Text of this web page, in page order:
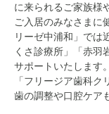
に来られるご家族様
ご入居のみなさまに
リーゼ中浦和」では
くさ診療所」「赤羽
サポートいたします
「フリージア歯科
歯の調整や口腔ケア